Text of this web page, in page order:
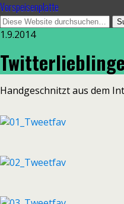
Vorspeisenplatte
1.9.2014
Handgeschnitzt aus dem